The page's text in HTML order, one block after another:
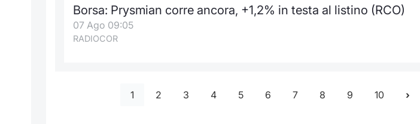
Borsa: Prysmian corre ancora, +1,2% in testa al listino (RCO)
07 Ago 09:05
RADIOCOR
1 2 3 4 5 6 7 8 9 10